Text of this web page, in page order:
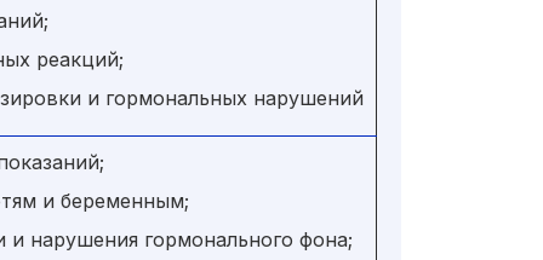
реакций;
и гормональных нарушений
и беременным;
и нарушения гормонального фона;